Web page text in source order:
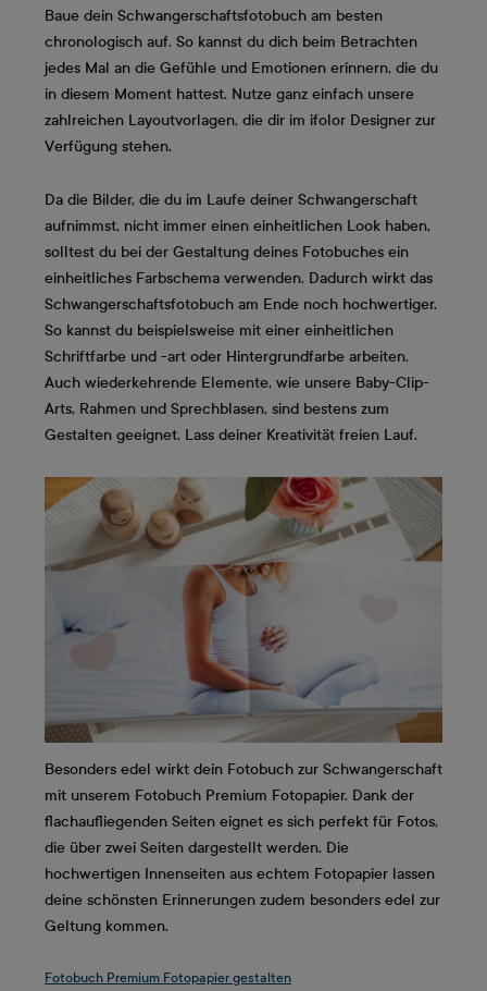
Baue dein Schwangerschaftsfotobuch am besten
chronologisch auf. So kannst du dich beim Betrachten
jedes Mal an die Gefühle und Emotionen erinnern, die du
in diesem Moment hattest. Nutze ganz einfach unsere
zahlreichen Layoutvorlagen, die dir im ifolor Designer zur
Verfügung stehen.
Da die Bilder, die du im Laufe deiner Schwangerschaft
aufnimmst, nicht immer einen einheitlichen Look haben,
solltest du bei der Gestaltung deines Fotobuches ein
einheitliches Farbschema verwenden. Dadurch wirkt das
Schwangerschaftsfotobuch am Ende noch hochwertiger.
So kannst du beispielsweise mit einer einheitlichen
Schriftfarbe und -art oder Hintergrundfarbe arbeiten.
Auch wiederkehrende Elemente, wie unsere Baby-Clip-
Arts, Rahmen und Sprechblasen, sind bestens zum
Gestalten geeignet. Lass deiner Kreativität freien Lauf.
Besonders edel wirkt dein Fotobuch zur Schwangerschaft
mit unserem Fotobuch Premium Fotopapier. Dank der
flachaufliegenden Seiten eignet es sich perfekt für Fotos,
die über zwei Seiten dargestellt werden. Die
hochwertigen Innenseiten aus echtem Fotopapier lassen
deine schönsten Erinnerungen zudem besonders edel zur
Geltung kommen.
Fotobuch Premium Fotopapier gestalten